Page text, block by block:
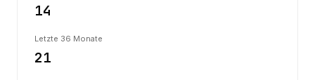
14
Letzte 36 Monate
21